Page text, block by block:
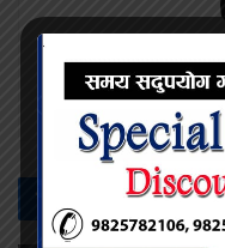
सम्बन्धित -समाचार